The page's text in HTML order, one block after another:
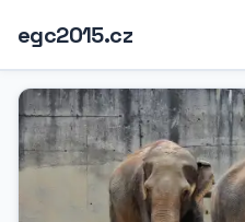
egc2015.cz